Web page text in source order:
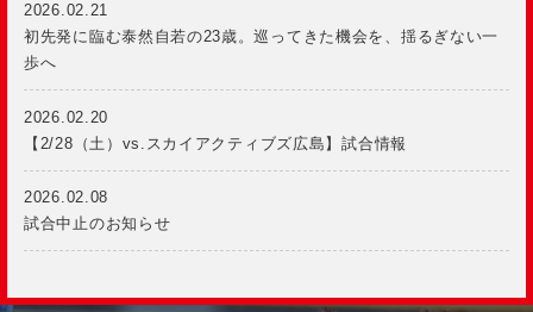
2026.02.21
初先発に臨む泰然自若の23歳。巡ってきた機会を、揺るぎない一
歩へ
2026.02.20
【2/28（土）vs.スカイアクティブズ広島】試合情報
2026.02.08
試合中止のお知らせ